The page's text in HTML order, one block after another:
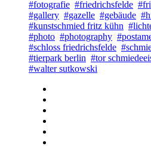
#fotografie #friedrichsfelde
#gallery #gazelle #gebäude
#kunstschmied fritz kühn
#photo #photography
#schloss friedrichsfelde
#tierpark berlin #tor
#walter sutkowski